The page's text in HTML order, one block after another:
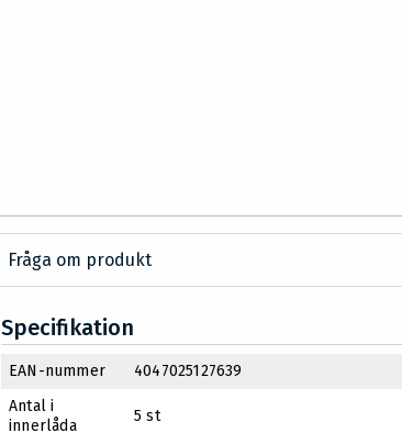
Fråga om produkt
Specifikation
EAN-nummer
4047025127639
Antal i
innerlåda
5 st